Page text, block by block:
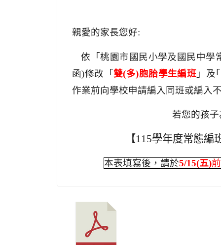
親愛的家長您好:
依「桃園市國民小學及國民中學
函)修改「 雙(多)胞胎學生編班 」及｢
作業前向學校申請編入同班或編入
若您的孩
【115學年度常態
本表填寫後，請於5/15(五)前